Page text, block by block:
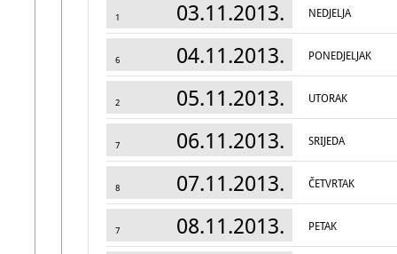
1 03.11.2013. NEDJELJA
6 04.11.2013. PONEDJELJAK
2 05.11.2013. UTORAK
7 06.11.2013. SRIJEDA
8 07.11.2013. ČETVRTAK
7 08.11.2013. PETAK